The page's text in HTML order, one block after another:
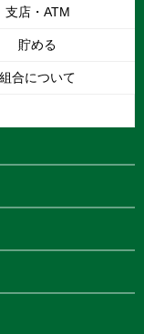
支店・ATM
貯める
組合について